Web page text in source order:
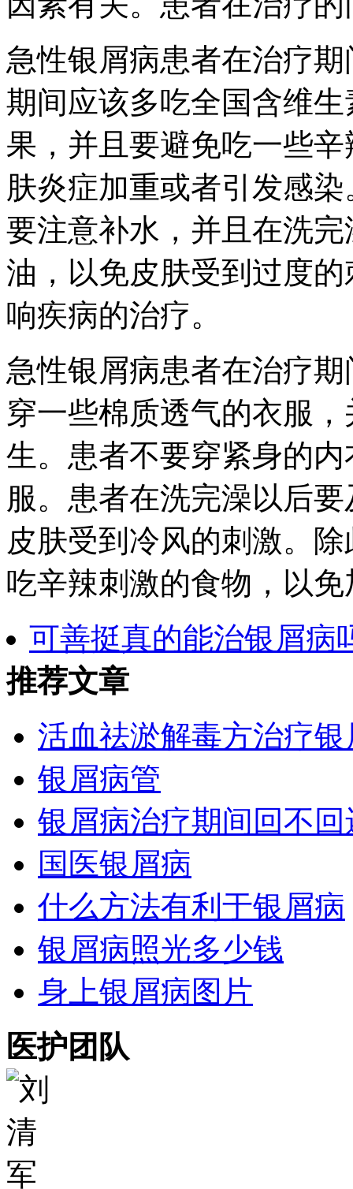
急性银屑病患者在治疗
期间应该多吃全国含维
果，并且要避免吃一些
肤炎症加重或者引发感
要注意补水，并且在洗
油，以免皮肤受到过度
响疾病的治疗。
急性银屑病患者在治疗
穿一些棉质透气的衣服
生。患者不要穿紧身的
服。患者在洗完澡以后
皮肤受到冷风的刺激。
吃辛辣刺激的食物，以
可善挺真的能治银屑病
推荐文章
活血祛淤解毒方治疗银
银屑病管
银屑病治疗期间回不回
国医银屑病
什么方法有利于银屑病
银屑病照光多少钱
身上银屑病图片
医护团队